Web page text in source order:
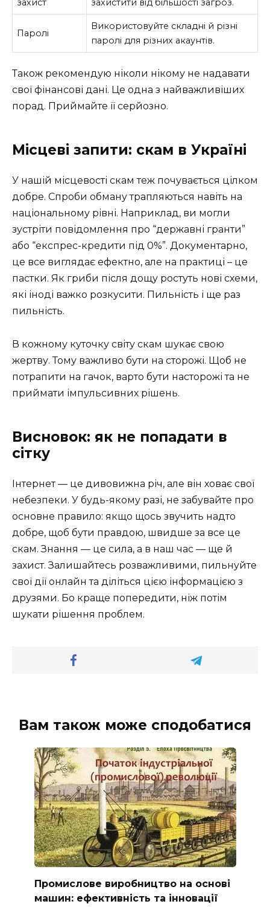
захист
захистити від більшості загроз.
Паролі
Використовуйте складні й різні
паролі для різних акаунтів.
Також рекомендую ніколи нікому не надавати
свої фінансові дані. Це одна з найважливіших
порад. Приймайте її серйозно.
Місцеві запити: скам в Україні
У нашій місцевості скам теж почувається цілком
добре. Спроби обману трапляються навіть на
національному рівні. Наприклад, ви могли
зустріти повідомлення про “державні гранти”
або “експрес-кредити під 0%”. Документарно,
це все виглядає ефектно, але на практиці – це
пастки. Як гриби після дощу ростуть нові схеми,
які іноді важко розкусити. Пильність і ще раз
пильність.
В кожному куточку світу скам шукає свою
жертву. Тому важливо бути на сторожі. Щоб не
потрапити на гачок, варто бути насторожі та не
приймати імпульсивних рішень.
Висновок: як не попадати в
сітку
Інтернет — це дивовижна річ, але він ховає свої
небезпеки. У будь-якому разі, не забувайте про
основне правило: якщо щось звучить надто
добре, щоб бути правдою, швидше за все це
скам. Знання — це сила, а в наш час — ще й
захист. Залишайтесь розважливими, пильнуйте
свої дії онлайн та діліться цією інформацією з
друзями. Бо краще попередити, ніж потім
шукати рішення проблем.
Вам також може сподобатися
Промислове виробництво на основі
машин: ефективність та інновації